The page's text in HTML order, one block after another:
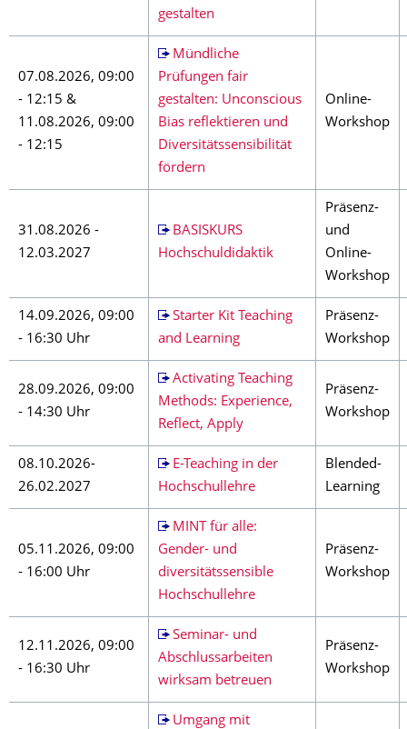
gestalten
07.08.2026, 09:00
- 12:15 &
11.08.2026, 09:00
- 12:15
Mündliche
Prüfungen fair
gestalten: Unconscious
Bias reflektieren und
Diversitätssensibilität
fördern
Online-
Workshop
31.08.2026 -
12.03.2027
BASISKURS
Hochschuldidaktik
Präsenz-
und
Online-
Workshop
14.09.2026, 09:00
- 16:30 Uhr
Starter Kit Teaching
and Learning
Präsenz-
Workshop
28.09.2026, 09:00
- 14:30 Uhr
Activating Teaching
Methods: Experience,
Reflect, Apply
Präsenz-
Workshop
08.10.2026-
26.02.2027
E-Teaching in der
Hochschullehre
Blended-
Learning
05.11.2026, 09:00
- 16:00 Uhr
MINT für alle:
Gender- und
diversitätssensible
Hochschullehre
Präsenz-
Workshop
12.11.2026, 09:00
- 16:30 Uhr
Seminar- und
Abschlussarbeiten
wirksam betreuen
Präsenz-
Workshop
Umgang mit